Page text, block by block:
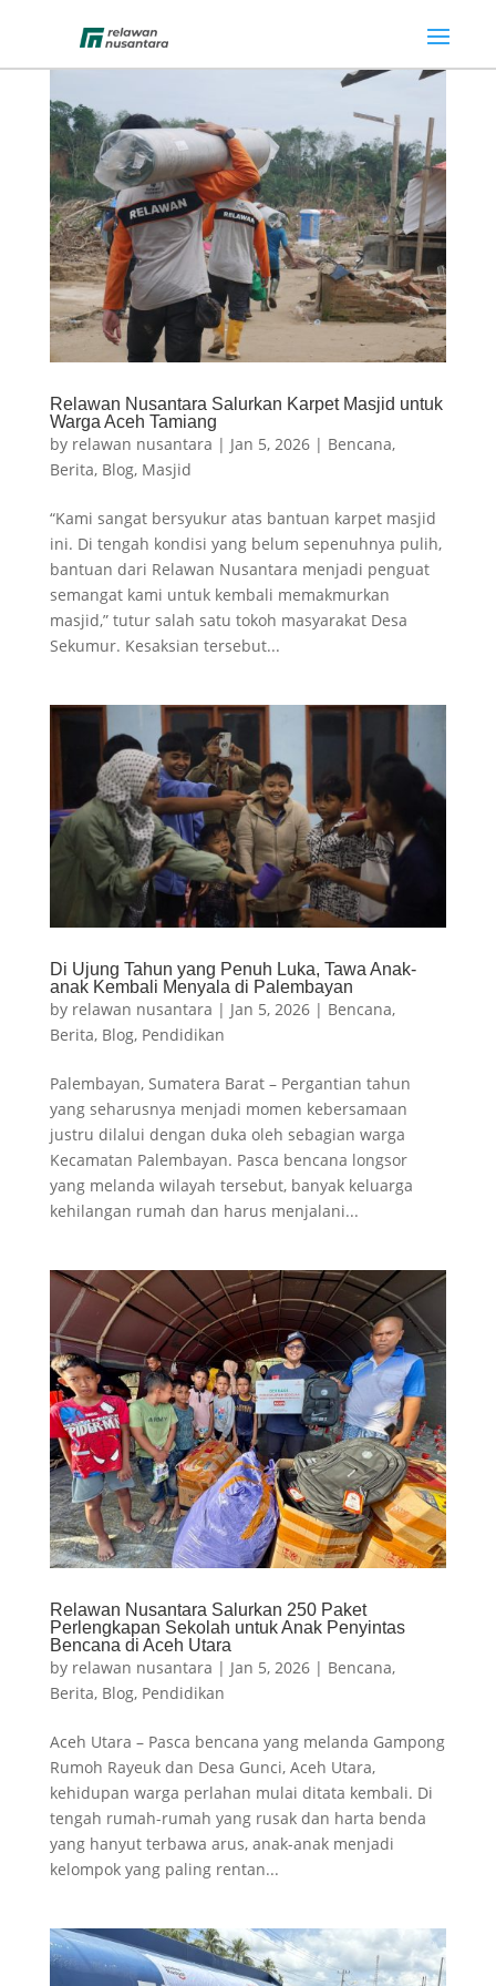
Relawan Nusantara Salurkan Karpet Masjid untuk
Warga Aceh Tamiang
by relawan nusantara | Jan 5, 2026| Bencana,
Berita, Blog, Masjid
“Kami sangat bersyukur atas bantuan karpet masjid
ini. Di tengah kondisi yang belum sepenuhnya pulih,
bantuan dari Relawan Nusantara menjadi penguat
semangat kami untuk kembali memakmurkan
masjid,” tutur salah satu tokoh masyarakat Desa
Sekumur. Kesaksian tersebut...
Di Ujung Tahun yang Penuh Luka, Tawa Anak-
anak Kembali Menyala di Palembayan
by relawan nusantara | Jan 5, 2026| Bencana,
Berita, Blog, Pendidikan
Palembayan, Sumatera Barat – Pergantian tahun
yang seharusnya menjadi momen kebersamaan
justru dilalui dengan duka oleh sebagian warga
Kecamatan Palembayan. Pasca bencana longsor
yang melanda wilayah tersebut, banyak keluarga
kehilangan rumah dan harus menjalani...
Relawan Nusantara Salurkan 250 Paket
Perlengkapan Sekolah untuk Anak Penyintas
Bencana di Aceh Utara
by relawan nusantara | Jan 5, 2026| Bencana,
Berita, Blog, Pendidikan
Aceh Utara – Pasca bencana yang melanda Gampong
Rumoh Rayeuk dan Desa Gunci, Aceh Utara,
kehidupan warga perlahan mulai ditata kembali. Di
tengah rumah-rumah yang rusak dan harta benda
yang hanyut terbawa arus, anak-anak menjadi
kelompok yang paling rentan...